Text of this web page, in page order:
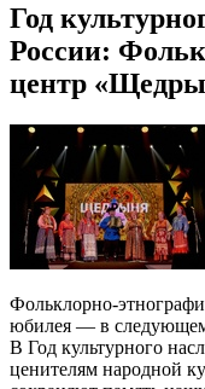
Год
России:
центр
Фольклорно-
юбилея — в следующем
В Год культурного
ценителям народной